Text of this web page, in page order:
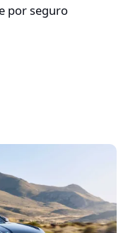
por seguro